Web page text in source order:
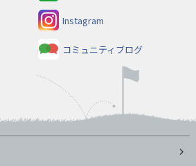
Instagram
コミュニティブログ